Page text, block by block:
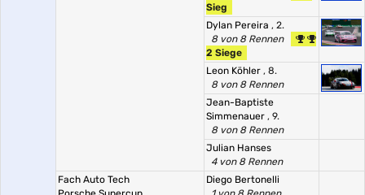
Sieg
Dylan Pereira , 2.
8 von 8 Rennen
2 Siege
Leon Köhler , 8.
8 von 8 Rennen
Jean-Baptiste
Simmenauer , 9.
8 von 8 Rennen
Julian Hanses
4 von 8 Rennen
Fach Auto Tech
Diego Bertonelli